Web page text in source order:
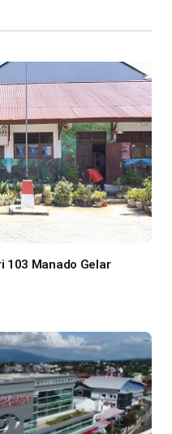
103 Manado Gelar